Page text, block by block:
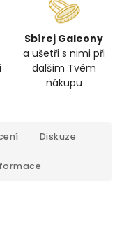
Sbírej Galeony
a ušetři s nimi při
dalším Tvém
nákupu
Diskuze